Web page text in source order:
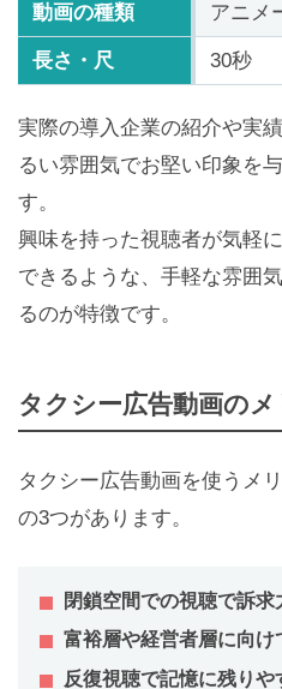
動画の種類 アニメ
長さ・尺 30秒
実際の導入企業の紹介や実
るい雰囲気でお堅い印象を
す。
興味を持った視聴者が気軽
できるような、手軽な雰囲
るのが特徴です。
タクシー広告動画のメ
タクシー広告動画を使うメ
の3つがあります。
閉鎖空間での視聴で訴求
富裕層や経営者層に向け
反復視聴で記憶に残りや